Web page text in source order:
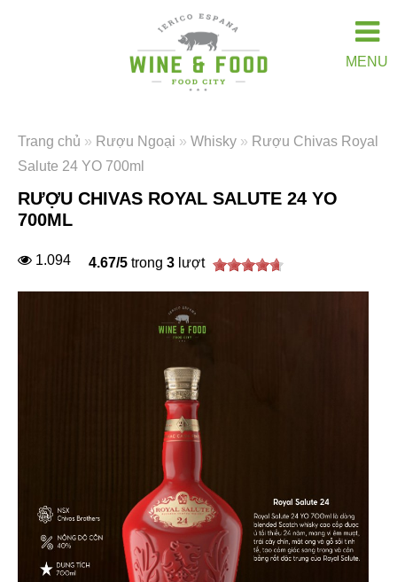
MENU
Trang chủ » Rượu Ngoại » Whisky » Rượu Chivas Royal
Salute 24 YO 700ml
RƯỢU CHIVAS ROYAL SALUTE 24 YO
700ML
1.094 4.67/5 trong 3 lượt